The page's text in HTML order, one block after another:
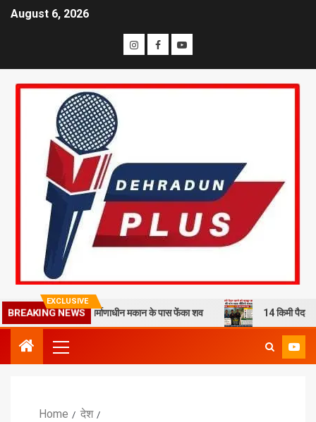
August 6, 2026
EXCLUSIVE
BREAKING NEWS
हत्या कर निर्माणाधीन मकान के पास फेंका शव 14 किमी पैदल चलने को
Home
देश